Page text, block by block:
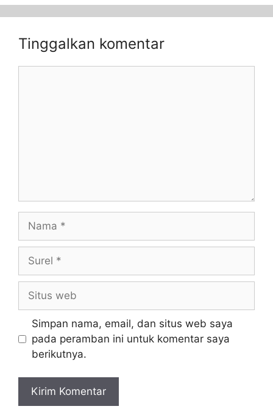
Tinggalkan komentar
Simpan nama, email, dan situs web saya
pada peramban ini untuk komentar saya
berikutnya.